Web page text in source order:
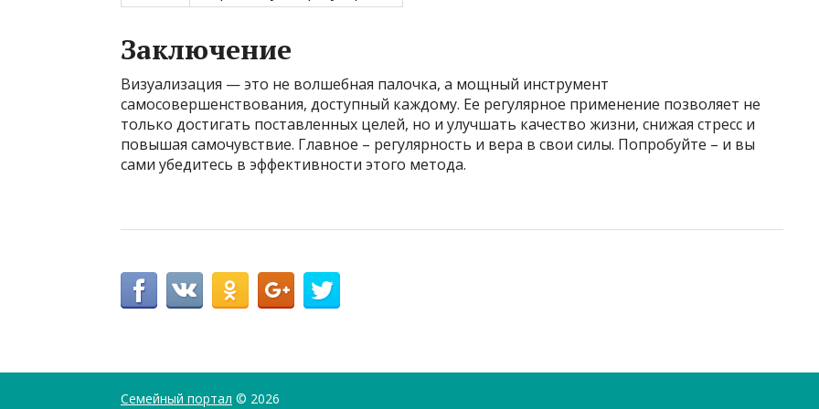
Заключение
Визуализация — это не волшебная палочка, а мощный инструмент
самосовершенствования, доступный каждому. Ее регулярное применение позволяет не
только достигать поставленных целей, но и улучшать качество жизни, снижая стресс и
повышая самочувствие. Главное – регулярность и вера в свои силы. Попробуйте – и вы
сами убедитесь в эффективности этого метода.
Семейный портал © 2026